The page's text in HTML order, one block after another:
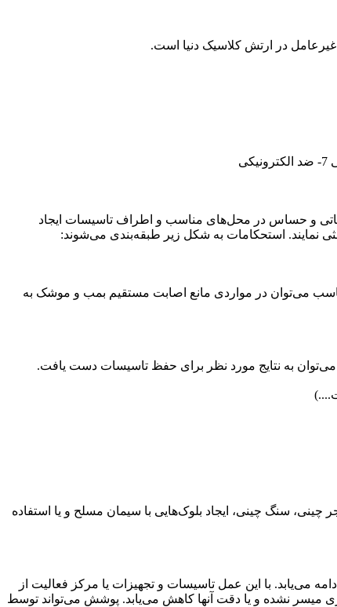
در ارتش کلاسیک دنیا است.
و حساس در محل‌های مناسب و اطراف تاسیسات ایجاد
نمایند. استحکامات به شکل زیر طبقه‌بندی می‌شوند:
مناسب می‌توان در مواردی مانع اصابت مستقیم بمب و موشک به
به نتایج مورد نظر برای حفظ تاسیسات دست یافت.
چینی، سنگ چینی، ایجاد بلوک‌هایی با سیمان مسلح و یا استفاده
می‌یابد. با این عمل تاسیسات و تجهیزات یا مرکز فعالیت از
نشده و یا دقت آنها کاهش می‌یابد. پوشش می‌تواند توسط